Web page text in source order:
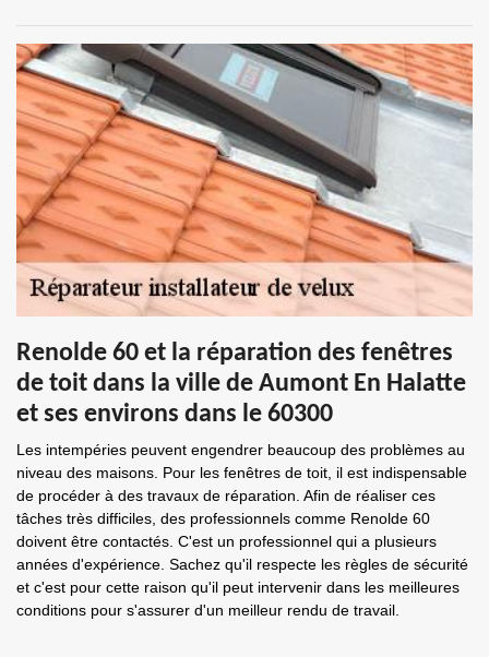
Renolde 60 et la réparation des fenêtres
de toit dans la ville de Aumont En Halatte
et ses environs dans le 60300
Les intempéries peuvent engendrer beaucoup des problèmes au
niveau des maisons. Pour les fenêtres de toit, il est indispensable
de procéder à des travaux de réparation. Afin de réaliser ces
tâches très difficiles, des professionnels comme Renolde 60
doivent être contactés. C'est un professionnel qui a plusieurs
années d'expérience. Sachez qu'il respecte les règles de sécurité
et c'est pour cette raison qu'il peut intervenir dans les meilleures
conditions pour s'assurer d'un meilleur rendu de travail.